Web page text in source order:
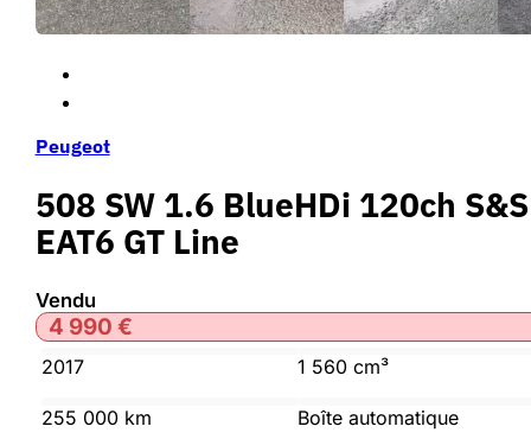
Peugeot
508 SW 1.6 BlueHDi 120ch S&S
EAT6 GT Line
Vendu
4 990€
2017 1 560 cm³
255 000 km Boîte automatique